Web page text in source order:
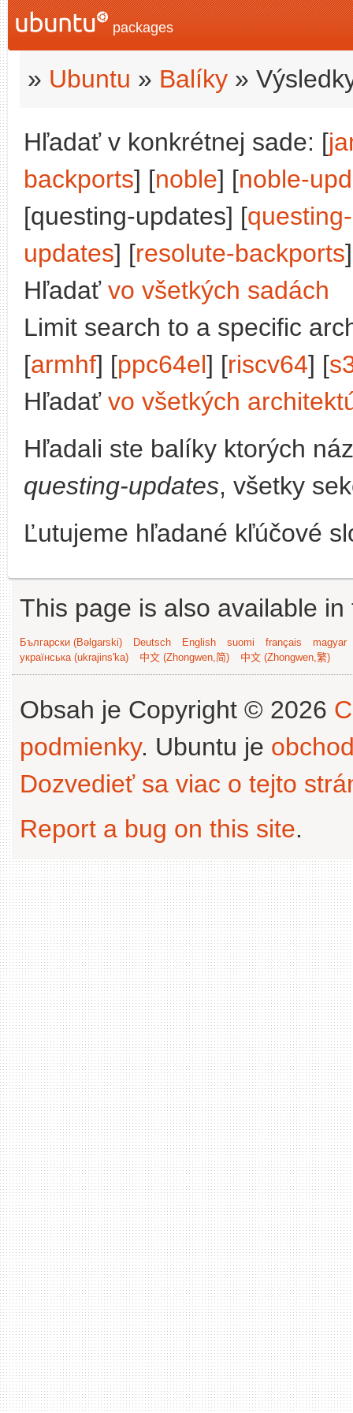
packages
» Ubuntu » Balíky »
Hľadať v konkrétnej sade: [
backports] [noble] [noble-
[questing-updates] [
updates] [resolute-backports
Hľadať vo všetkých sadách
Limit search to a specific
[armhf] [ppc64el] [riscv64] [
Hľadať vo všetkých
Hľadali ste balíky ktorých
questing-updates, všetky
Ľutujeme hľadané kľúčové
This page is also available
Български (Bəlgarski) Deutsch English suomi français
magyar
українська (ukrajins'ka)
中文 (Zhongwen,简) 中文 (Zhongwen,繁)
Obsah je Copyright © 2026
podmienky. Ubuntu je
Dozvedieť sa viac o tejto
Report a bug on this site.